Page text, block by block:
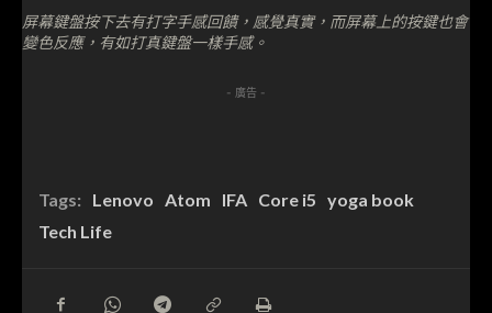
屏幕鍵盤按下去有打字手感回饋，感覺真實，而屏幕上的按鍵也會
變色反應，有如打真鍵盤一樣手感。
- 廣告 -
Tags: Lenovo Atom IFA Core i5 yoga book
Tech Life